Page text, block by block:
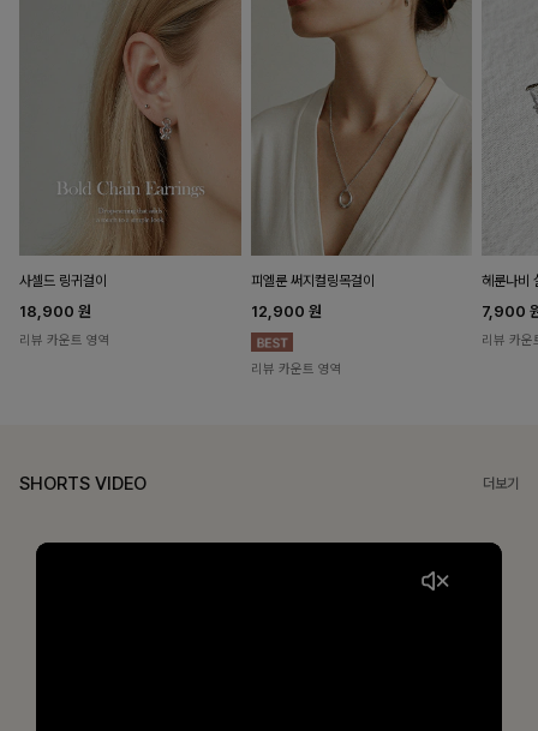
사셀드 링귀걸이
18,900 원
리뷰 카운트 영역
피엘룬 써지컬링목걸이
12,900 원
리뷰 카운트 영역
헤룬나비
7,900
리뷰 카운
SHORTS VIDEO 더보기